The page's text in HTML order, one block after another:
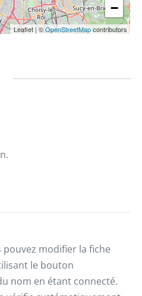
−
Leaflet |©OpenStreetMapcontributors
pouvez modifier la fiche
le bouton
nom en étant connecté.